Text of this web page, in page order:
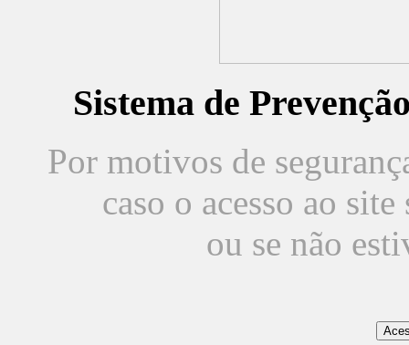
Sistema de
Por motivos de
caso o acesso ao
ou se não